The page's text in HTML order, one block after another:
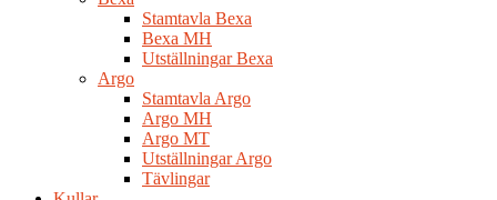
Stamtavla Bexa
Bexa MH
Utställningar Bexa
Argo
Stamtavla Argo
Argo MH
Argo MT
Utställningar Argo
Tävlingar